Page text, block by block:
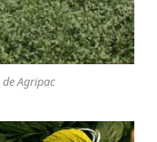
de Agripac